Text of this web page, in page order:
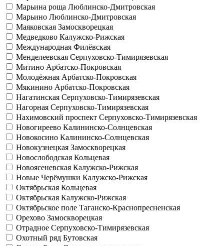
Марьина роща Люблинско-Дмитровская
Марьино Люблинско-Дмитровская
Маяковская Замоскворецкая
Медведково Калужско-Рижская
Международная Филёвская
Менделеевская Серпуховско-Тимирязевская
Митино Арбатско-Покровская
Молодёжная Арбатско-Покровская
Мякинино Арбатско-Покровская
Нагатинская Серпуховско-Тимирязевская
Нагорная Серпуховско-Тимирязевская
Нахимовский проспект Серпуховско-Тимирязевская
Новогиреево Калининско-Солнцевская
Новокосино Калининско-Солнцевская
Новокузнецкая Замоскворецкая
Новослободская Кольцевая
Новоясеневская Калужско-Рижская
Новые Черёмушки Калужско-Рижская
Октябрьская Кольцевая
Октябрьская Калужско-Рижская
Октябрьское поле Таганско-Краснопресненская
Орехово Замоскворецкая
Отрадное Серпуховско-Тимирязевская
Охотный ряд Бутовская